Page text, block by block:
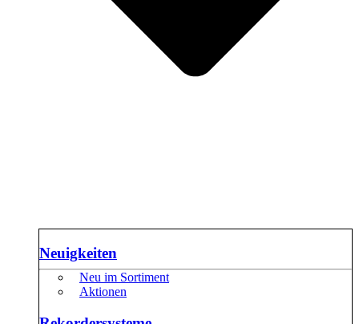
Neuigkeiten
Neu im Sortiment
Aktionen